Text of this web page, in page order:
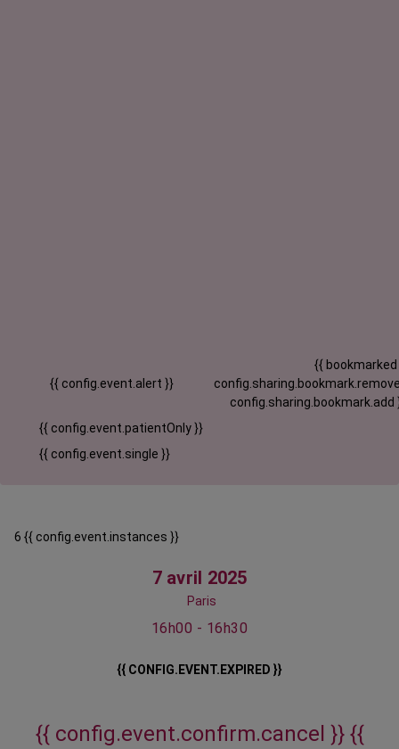
{{ config.event.alert }}
{{ bookmarked
config.sharing.bookmark.add
{{ config.event.patientOnly }}
{{ config.event.single }}
6 {{ config.event.instances }}
7 avril 2025
Paris
16h00 - 16h30
{{ CONFIG.EVENT.EXPIRED }}
{{ config.event.confirm.cancel }} {{